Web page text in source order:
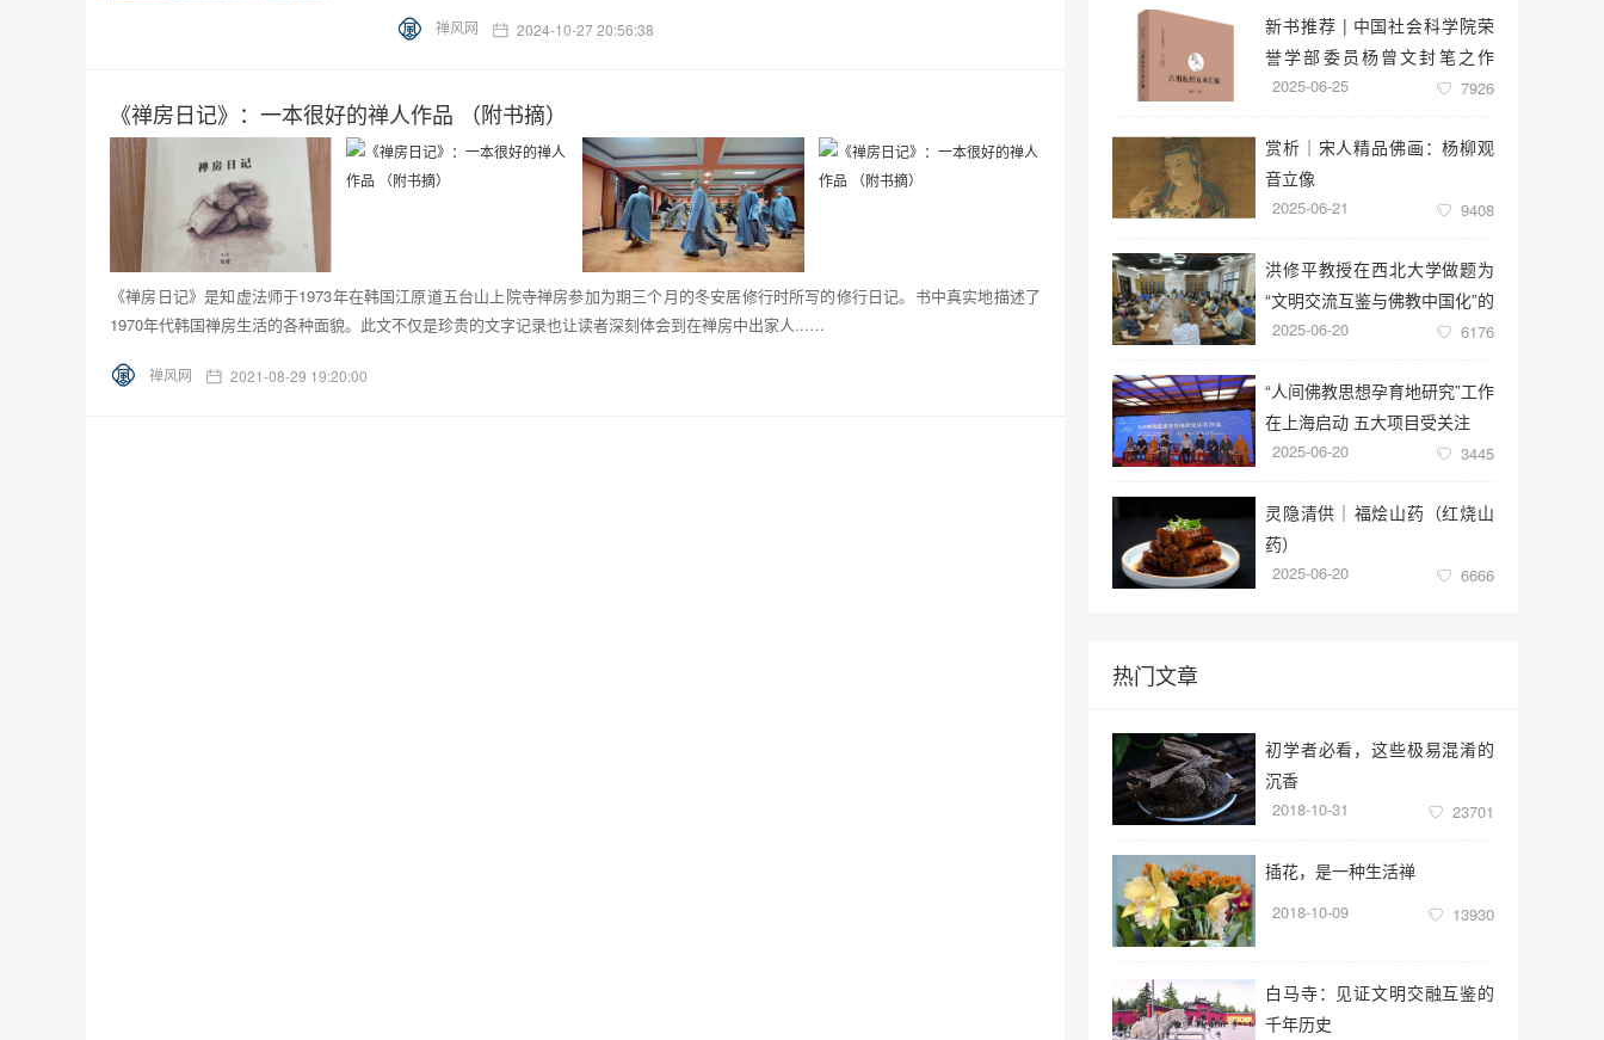
禅风网 2024-10-27 20:56:38
《禅房日记》：一本很好的禅人作品 （附书摘）
《禅房日记》是知虚法师于1973年在韩国江原道五台山上院寺禅房参加为期三个月的冬安居修行时所写的修行日记。书中真实地描述了
1970年代韩国禅房生活的各种面貌。此文不仅是珍贵的文字记录也让读者深刻体会到在禅房中出家人...…
禅风网 2021-08-29 19:20:00
新书推荐 | 中国社会科学院荣
誉学部委员杨曾文封笔之作
《六祖坛经五本汇编》
2025-06-25 7926
赏析｜宋人精品佛画：杨柳观
音立像
2025-06-21 9408
洪修平教授在西北大学做题为
“文明交流互鉴与佛教中国化”的
学术讲座
2025-06-20 6176
“人间佛教思想孕育地研究”工作
在上海启动 五大项目受关注
2025-06-20 3445
灵隐清供｜​福烩山药（红烧山
药）
2025-06-20 6666
热门文章
初学者必看，这些极易混淆的
沉香
2018-10-31 23701
插花，是一种生活禅
2018-10-09 13930
白马寺：见证文明交融互鉴的
千年历史